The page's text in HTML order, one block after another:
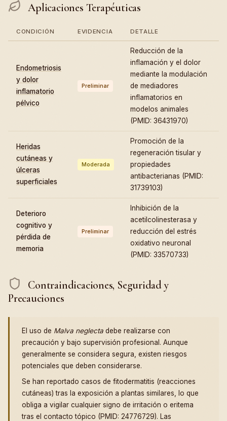
Aplicaciones Terapéuticas
CONDICIÓN EVIDENCIA DETALLE
Endometriosis
y dolor
inflamatorio
pélvico
Preliminar
Reducción de la
inflamación y el dolor
mediante la modulación
de mediadores
inflamatorios en
modelos animales
(PMID: 36431970)
Heridas
cutáneas y
úlceras
superficiales
Moderada
Promoción de la
regeneración tisular y
propiedades
antibacterianas (PMID:
31739103)
Deterioro
cognitivo y
pérdida de
memoria
Preliminar
Inhibición de la
acetilcolinesterasa y
reducción del estrés
oxidativo neuronal
(PMID: 33570733)
Contraindicaciones, Seguridad y
Precauciones
El uso de Malva neglecta debe realizarse con
precaución y bajo supervisión profesional. Aunque
generalmente se considera segura, existen riesgos
potenciales que deben considerarse.
Se han reportado casos de fitodermatitis (reacciones
cutáneas) tras la exposición a plantas similares, lo que
obliga a vigilar cualquier signo de irritación o eritema
tras el contacto tópico (PMID: 24776729). Las